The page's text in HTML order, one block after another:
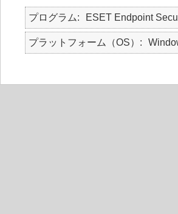
プログラム ESET Endpoint
プラットフォーム（OS）